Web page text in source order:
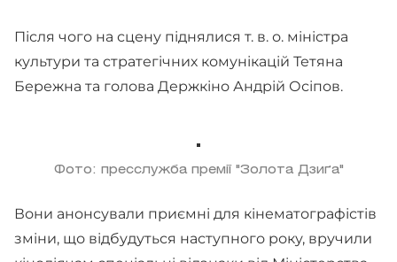
Після чого на сцену піднялися т. в. о. міністра
культури та стратегічних комунікацій Тетяна
Бережна та голова Держкіно Андрій Осіпов.
Фото: пресслужба премії "Золота Дзиґа"
Вони анонсували приємні для кінематографістів
зміни, що відбудуться наступного року, вручили